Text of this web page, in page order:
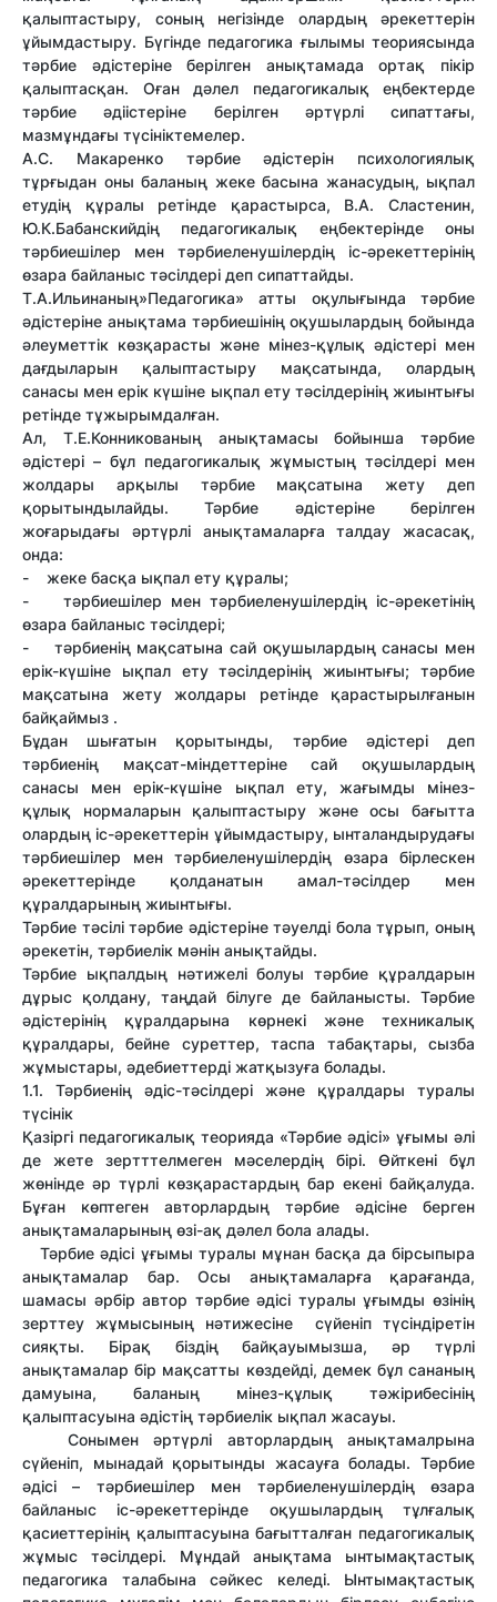
қалыптастыру, соның негізінде олардың әрекеттерін
ұйымдастыру. Бүгінде педагогика ғылымы теориясында
тәрбие әдістеріне берілген анықтамада ортақ пікір
қалыптасқан. Оған дәлел педагогикалық еңбектерде
тәрбие әдіістеріне берілген әртүрлі сипаттағы,
мазмұндағы түсініктемелер.
А.С. Макаренко тәрбие әдістерін психологиялық
тұрғыдан оны баланың жеке басына жанасудың, ықпал
етудің құралы ретінде қарастырса, В.А. Сластенин,
Ю.К.Бабанскийдің педагогикалық еңбектерінде оны
тәрбиешілер мен тәрбиеленушілердің іс-әрекеттерінің
өзара байланыс тәсілдері деп сипаттайды.
Т.А.Ильинаның»Педагогика» атты оқулығында тәрбие
әдістеріне анықтама тәрбиешінің оқушылардың бойында
әлеуметтік көзқарасты және мінез-құлық әдістері мен
дағдыларын қалыптастыру мақсатында, олардың
санасы мен ерік күшіне ықпал ету тәсілдерінің жиынтығы
ретінде тұжырымдалған.
Ал, Т.Е.Конникованың анықтамасы бойынша тәрбие
әдістері – бұл педагогикалық жұмыстың тәсілдері мен
жолдары арқылы тәрбие мақсатына жету деп
қорытындылайды. Тәрбие әдістеріне берілген
жоғарыдағы әртүрлі анықтамаларға талдау жасасақ,
онда:
- жеке басқа ықпал ету құралы;
- тәрбиешілер мен тәрбиеленушілердің іс-әрекетінің
өзара байланыс тәсілдері;
- тәрбиенің мақсатына сай оқушылардың санасы мен
ерік-күшіне ықпал ету тәсілдерінің жиынтығы; тәрбие
мақсатына жету жолдары ретінде қарастырылғанын
байқаймыз .
Бұдан шығатын қорытынды, тәрбие әдістері деп
тәрбиенің мақсат-міндеттеріне сай оқушылардың
санасы мен ерік-күшіне ықпал ету, жағымды мінез-
құлық нормаларын қалыптастыру және осы бағытта
олардың іс-әрекеттерін ұйымдастыру, ынталандырудағы
тәрбиешілер мен тәрбиеленушілердің өзара бірлескен
әрекеттерінде қолданатын амал-тәсілдер мен
құралдарының жиынтығы.
Тәрбие тәсілі тәрбие әдістеріне тәуелді бола тұрып, оның
әрекетін, тәрбиелік мәнін анықтайды.
Тәрбие ықпалдың нәтижелі болуы тәрбие құралдарын
дұрыс қолдану, таңдай білуге де байланысты. Тәрбие
әдістерінің құралдарына көрнекі және техникалық
құралдары, бейне суреттер, таспа табақтары, сызба
жұмыстары, әдебиеттерді жатқызуға болады.
1.1. Тәрбиенің әдіс-тәсілдері және құралдары туралы
түсінік
Қазіргі педагогикалық теорияда «Тәрбие әдісі» ұғымы әлі
де жете зертттелмеген мәселердің бірі. Өйткені бұл
жөнінде әр түрлі көзқарастардың бар екені байқалуда.
Бұған көптеген авторлардың тәрбие әдісіне берген
анықтамаларының өзі-ақ дәлел бола алады.
Тәрбие әдісі ұғымы туралы мұнан басқа да бірсыпыра
анықтамалар бар. Осы анықтамаларға қарағанда,
шамасы әрбір автор тәрбие әдісі туралы ұғымды өзінің
зерттеу жұмысының нәтижесіне сүйеніп түсіндіретін
сияқты. Бірақ біздің байқауымызша, әр түрлі
анықтамалар бір мақсатты көздейді, демек бұл сананың
дамуына, баланың мінез-құлық тәжірибесінің
қалыптасуына әдістің тәрбиелік ықпал жасауы.
Сонымен әртүрлі авторлардың анықтамалрына
сүйеніп, мынадай қорытынды жасауға болады. Тәрбие
әдісі – тәрбиешілер мен тәрбиеленушілердің өзара
байланыс іс-әрекеттерінде оқушылардың тұлғалық
қасиеттерінің қалыптасуына бағытталған педагогикалық
жұмыс тәсілдері. Мұндай анықтама ынтымақтастық
педагогика талабына сәйкес келеді. Ынтымақтастық